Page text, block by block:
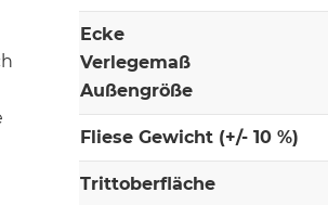
Ecke
Verlegemaß
Außengröße
Fliese Gewicht (+/- 10 %)
Trittoberfläche